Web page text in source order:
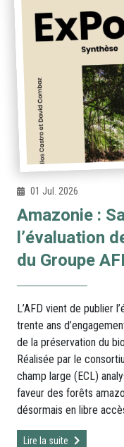
01 Jul. 2026
Amazonie :
l’évaluation
du Groupe
L’AFD vient de publier
trente ans
de la préservation du
Réalisée par le
champ large (ECL)
faveur des forêts
désormais en libre
Lire la suite